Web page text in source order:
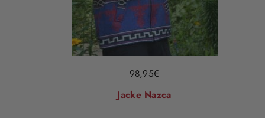
98,95€
Jacke Nazca